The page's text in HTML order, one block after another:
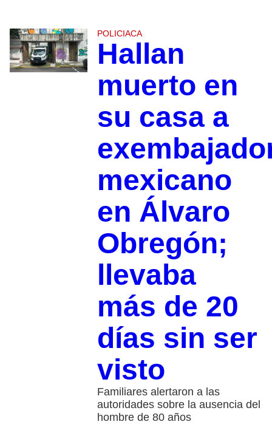
POLICIACA
Hallan
muerto en
su casa a
mexicano
en Álvaro
Obregón;
llevaba
más de 20
días sin ser
visto
Familiares alertaron a las
autoridades sobre la ausencia del
hombre de 80 años